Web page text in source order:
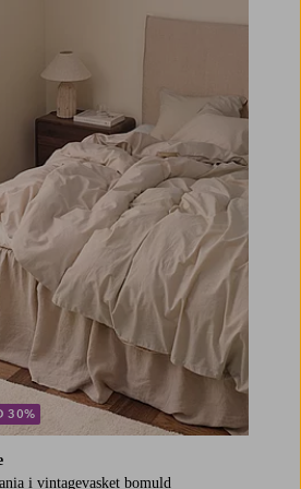
i vintagevasket bomuld
30%